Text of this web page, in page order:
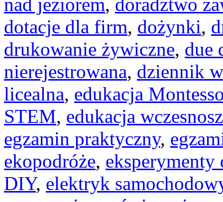
dotacje dla firm, dożynki,
drukowanie żywiczne, due
nierejestrowana, dziennik
licealna, edukacja
STEM, edukacja
egzamin praktyczny,
ekopodróże, eksperymenty
DIY, elektryk